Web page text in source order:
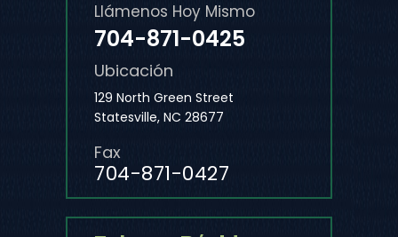
Llámenos Hoy Mismo
704-871-0425
Ubicación
129 North Green Street
Statesville, NC 28677
Fax
704-871-0427